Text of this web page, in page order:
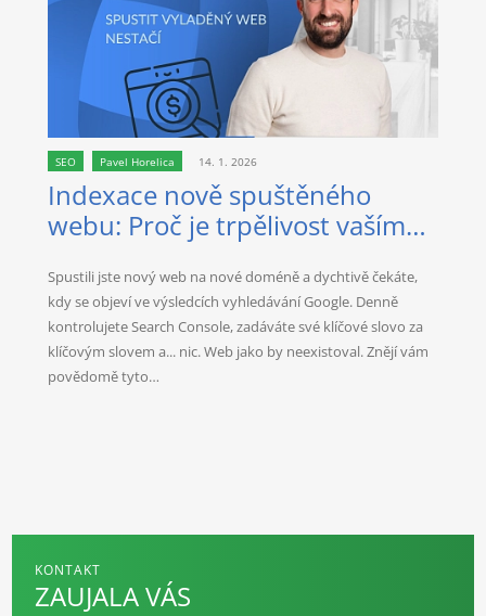
SEO Pavel Horelica 14. 1. 2026
Indexace nově spuštěného
webu: Proč je trpělivost vaším
Spustili jste nový web na nové doméně a dychtivě čekáte,
kdy se objeví ve výsledcích vyhledávání Google. Denně
kontrolujete Search Console, zadáváte své klíčové slovo za
klíčovým slovem a... nic. Web jako by neexistoval. Znějí vám
povědomě tyto…
KONTAKT
ZAUJALA VÁS